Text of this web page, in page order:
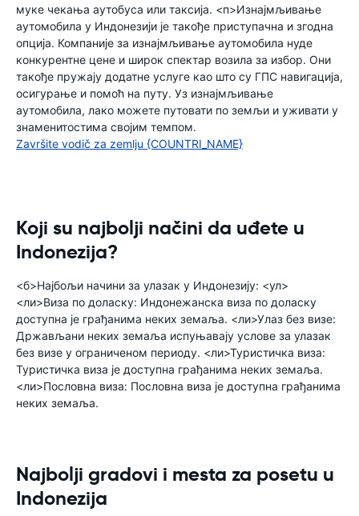
муке чекања аутобуса или таксија. <п>Изнајмљивање
аутомобила у Индонезији је такође приступачна и згодна
опција. Компаније за изнајмљивање аутомобила нуде
конкурентне цене и широк спектар возила за избор. Они
такође пружају додатне услуге као што су ГПС навигација,
осигурање и помоћ на путу. Уз изнајмљивање
аутомобила, лако можете путовати по земљи и уживати у
знаменитостима својим темпом.
Završite vodič za zemlju {COUNTRI_NAME}
Koji su najbolji načini da uđete u
Indonezija?
<б>Најбољи начини за улазак у Индонезију: <ул>
<ли>Виза по доласку: Индонежанска виза по доласку
доступна је грађанима неких земаља. <ли>Улаз без визе:
Држављани неких земаља испуњавају услове за улазак
без визе у ограниченом периоду. <ли>Туристичка виза:
Туристичка виза је доступна грађанима неких земаља.
<ли>Пословна виза: Пословна виза је доступна грађанима
неких земаља.
Najbolji gradovi i mesta za posetu u
Indonezija